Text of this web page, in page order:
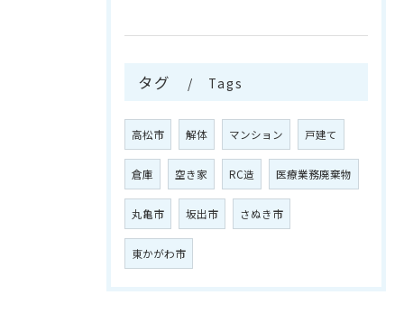
タグ Tags
高松市 解体 マンション 戸建て
倉庫 空き家 RC造 医療業務廃棄物
丸亀市 坂出市 さぬき市
東かがわ市